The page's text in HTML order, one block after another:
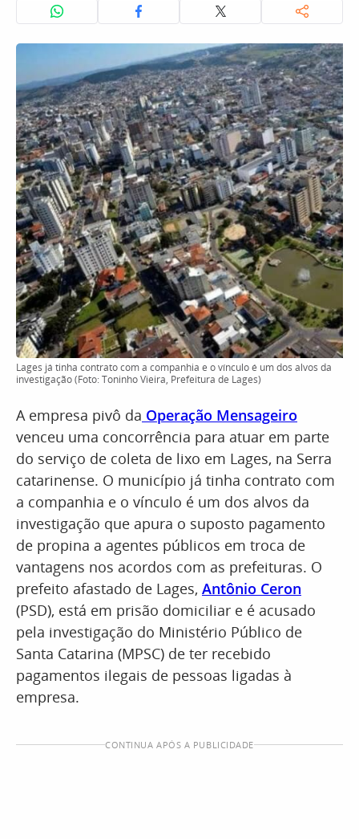
Lages já tinha contrato com a companhia e o vínculo é um dos alvos da
investigação (Foto: Toninho Vieira, Prefeitura de Lages)
A empresa pivô da Operação Mensageiro
venceu uma concorrência para atuar em parte
do serviço de coleta de lixo em Lages, na Serra
catarinense. O município já tinha contrato com
a companhia e o vínculo é um dos alvos da
investigação que apura o suposto pagamento
de propina a agentes públicos em troca de
vantagens nos acordos com as prefeituras. O
prefeito afastado de Lages, Antônio Ceron
(PSD), está em prisão domiciliar e é acusado
pela investigação do Ministério Público de
Santa Catarina (MPSC) de ter recebido
pagamentos ilegais de pessoas ligadas à
empresa.
CONTINUA APÓS A PUBLICIDADE